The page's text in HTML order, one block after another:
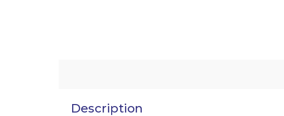
Description